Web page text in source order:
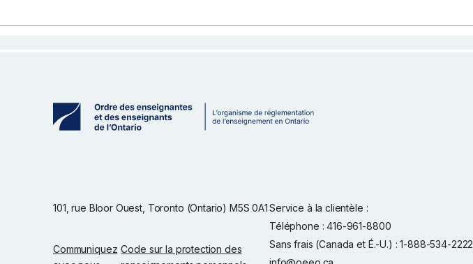
101, rue Bloor Ouest, Toronto (Ontario) M5S 0A1
Communiquez Code sur la protection des
Service à la clientèle :
Téléphone : 416-961-8800
Sans frais (Canada et É.-U.) : 1-888-534-2222